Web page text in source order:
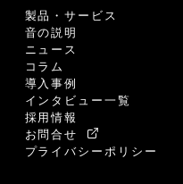
製品・サービス
音の説明
ニュース
コラム
導入事例
インタビュー一覧
採用情報
お問合せ
プライバシーポリシー